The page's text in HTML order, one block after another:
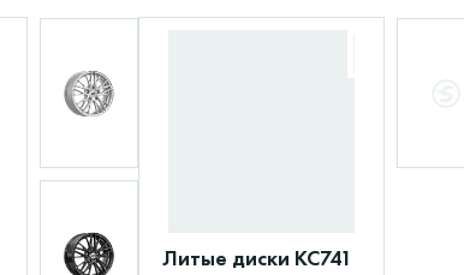
Литые диски КС741